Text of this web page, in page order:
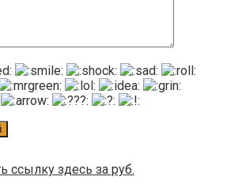
ссылку здесь за руб.